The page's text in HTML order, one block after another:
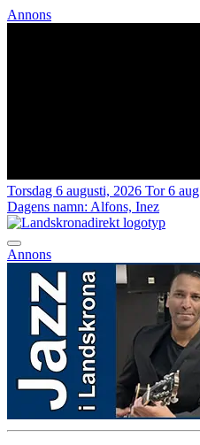
Annons
Torsdag 6 augusti, 2026 Tor 6 aug
Dagens namn: Alfons, Inez
Annons